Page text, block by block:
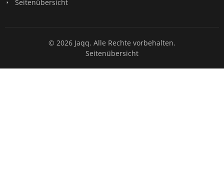
Seitenübersicht
© 2026 Jaqq. Alle Rechte vorbehalten.
Seitenübersicht